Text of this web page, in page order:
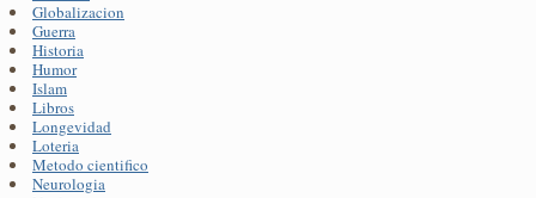
Globalizacion
Guerra
Historia
Humor
Islam
Libros
Longevidad
Loteria
Metodo cientifico
Neurologia